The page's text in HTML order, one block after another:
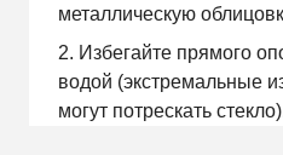
металлическую
Избегайте прямого
водой (экстремальные
могут потрескать